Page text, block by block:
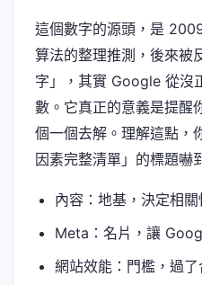
這個數字的源頭，是
算法的整理推測，後來被
字」，其實 Google 從沒
數。它真正的意義是提醒
個一個去解。理解這點，
因素完整清單」的標題嚇
內容：地基，決定相
Meta：名片，讓
網站效能：門檻，過